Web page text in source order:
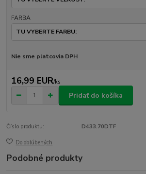
FARBA
Nie sme platcovia DPH
16,99 EUR/ks
Pridať do košíka
Číslo produktu: D433.70DTF
Do obľúbených
Podobné produkty